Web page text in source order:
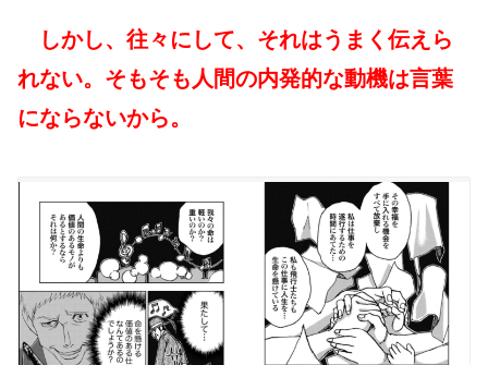
しかし、往々にして、それはうまく伝えら
れない。そもそも人間の内発的な動機は言葉
にならないから。